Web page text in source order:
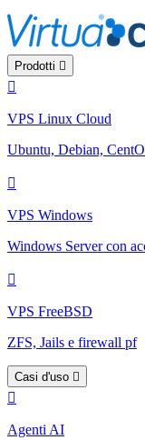
Prodotti
VPS Linux Cloud
Ubuntu, Debian,
VPS Windows
Windows Server con
VPS FreeBSD
ZFS, Jails e firewall pf
Casi d'uso
Agenti AI